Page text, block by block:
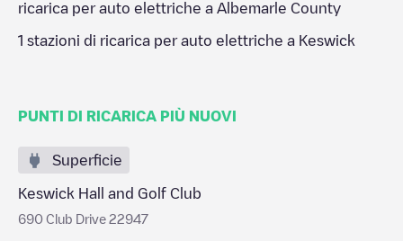
ricarica per auto elettriche a Albemarle County
1 stazioni di ricarica per auto elettriche a Keswick
PUNTI DI RICARICA PIÙ NUOVI
Superficie
Keswick Hall and Golf Club
690 Club Drive 22947